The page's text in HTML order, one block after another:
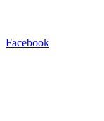
Facebook